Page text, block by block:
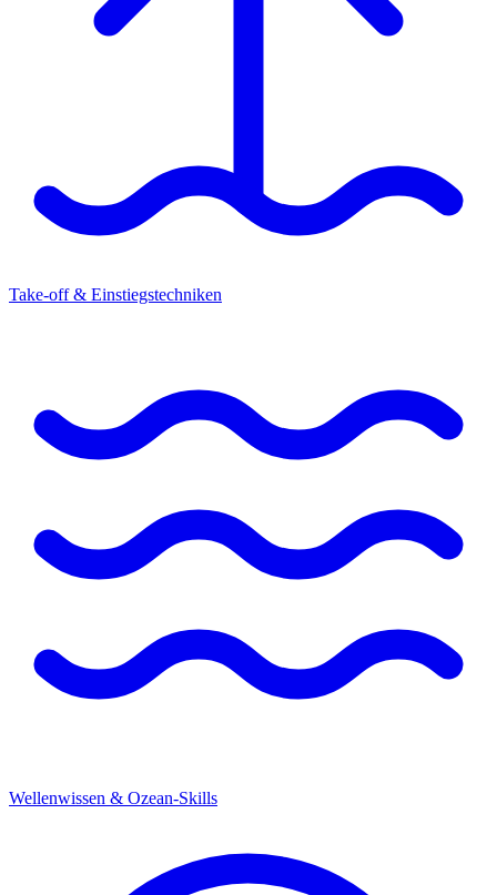
Take-off & Einstiegstechniken
Wellenwissen & Ozean-Skills